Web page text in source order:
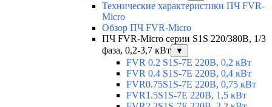
Технические характеристики ПЧ FVR-
Micro
Обзор ПЧ FVR-Micro
ПЧ FVR-Micro серии S1S 220/380В, 1/3
фаза, 0,2-3,7 кВт
▼
FVR 0.2 S1S-7E 220В, 0,2 кВт
FVR 0.4 S1S-7E 220В, 0,4 кВт
FVR0.75S1S-7E 220В, 0,75 кВт
FVR1.5S1S-7E 220В, 1,5 кВт